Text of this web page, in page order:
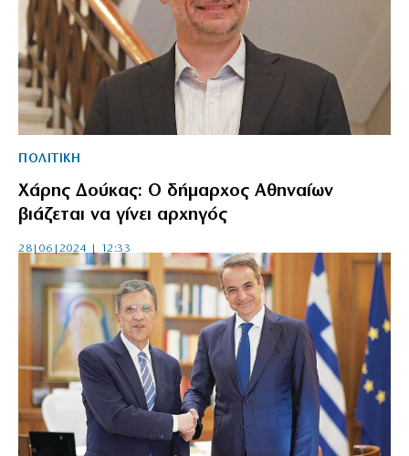
ΠΟΛΙΤΙΚΗ
Χάρης Δούκας: Ο δήμαρχος Αθηναίων
βιάζεται να γίνει αρχηγός
28|06|2024 | 12:33